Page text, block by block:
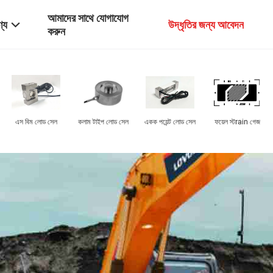
আমাদের সাথে যোগাযোগ
করুন
উদ্ধৃতির জন্য আবেদন
বৈদ্যুতিন যথার্থ ব্যালান্স
শিল্পকলা মেঝে প্যালেট
লোড সেল এক্সেসরিজ নমন প্লেট